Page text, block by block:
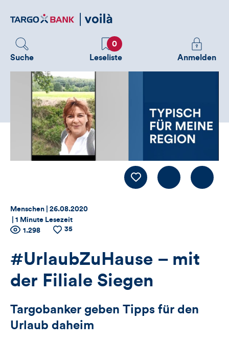
zum
Suche
Favoriten
0
Leseliste
Melden
Sie
zu
sehen
Anmelden
LIKE Kommentieren
Thema:
Menschen | Datum:
26.08.2020
1 Minute Lesezeit
Zähler
für
Views,
und
Anzahl
Views
1.298
Anzahl
Likes
35
#UrlaubZuHause – mit
der Filiale Siegen
Targobanker geben Tipps für den
Urlaub daheim